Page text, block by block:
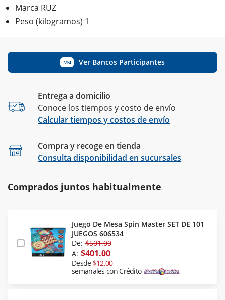
Marca RUZ
Peso (kilogramos) 1
MSI Ver Bancos Participantes
Entrega a domicilio
Conoce los tiempos y costo de envío
Calcular tiempos y costos de envío
Compra y recoge en tienda
Consulta disponibilidad en sucursales
Comprados juntos habitualmente
Juego De Mesa Spin Master SET DE 101
JUEGOS 606534
De: $501.00
A: $401.00
Desde $12.00
semanales con Crédito